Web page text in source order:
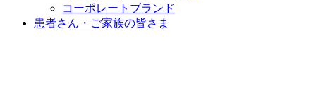
コーポレートブランド
患者さん・ご家族の皆さま